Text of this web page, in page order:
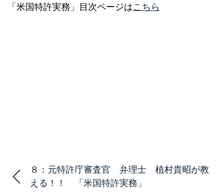
「米国特許実務」目次ページはこちら
８：元特許庁審査官 弁理士 植村貴昭が教
える！！ 「米国特許実務」